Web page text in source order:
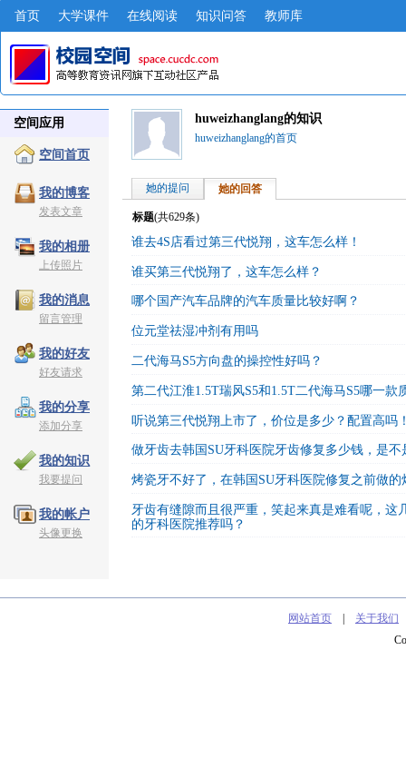
首页 大学课件 在线阅读 知识问答 教师库
空间应用
空间首页
我的博客
发表文章
我的相册
上传照片
我的消息
留言管理
我的好友
好友请求
我的分享
添加分享
我的知识
我要提问
我的帐户
头像更换
huweizhanglang的知识
huweizhanglang的首页
她的提问 她的回答
标题(共629条)
谁去4S店看过第三代悦翔，这车怎么样！
谁买第三代悦翔了，这车怎么样？
哪个国产汽车品牌的汽车质量比较好啊？
位元堂祛湿冲剂有用吗
二代海马S5方向盘的操控性好吗？
第二代江淮1.5T瑞风S5和1.5T二代海马S5哪一款
听说第三代悦翔上市了，价位是多少？配置高吗
做牙齿去韩国SU牙科医院牙齿修复多少钱，是不
烤瓷牙不好了，在韩国SU牙科医院修复之前做的
牙齿有缝隙而且很严重，笑起来真是难看呢，这
的牙科医院推荐吗？
网站首页 关于我们